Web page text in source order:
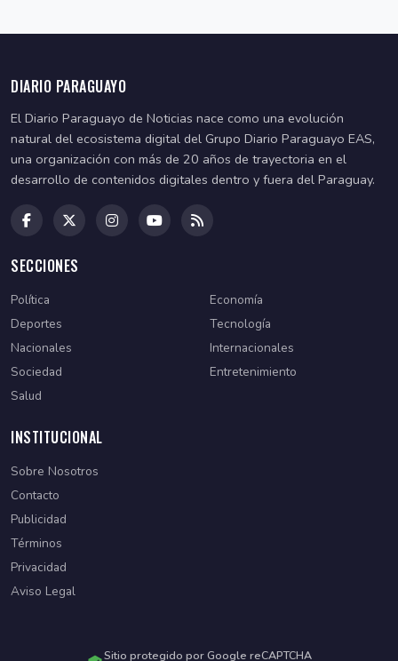
DIARIO PARAGUAYO
El Diario Paraguayo de Noticias nace como una evolución
natural del ecosistema digital del Grupo Diario Paraguayo EAS,
una organización con más de 20 años de trayectoria en el
desarrollo de contenidos digitales dentro y fuera del Paraguay.
SECCIONES
Política
Economía
Deportes
Tecnología
Nacionales
Internacionales
Sociedad
Entretenimiento
Salud
INSTITUCIONAL
Sobre Nosotros
Contacto
Publicidad
Términos
Privacidad
Aviso Legal
Sitio protegido por Google reCAPTCHA